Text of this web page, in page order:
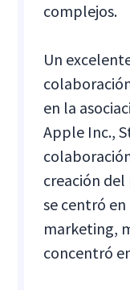
complejos.
Un
en la
Apple Inc.,
creación
se centró
marketing,
concentró